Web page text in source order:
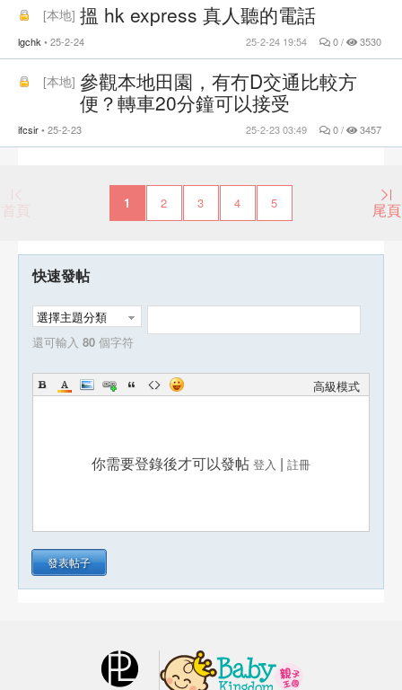
[本地] 搵 hk express 真人聽的電話
lgchk 25-2-24 0 / 3530
25-2-24 19:54
[本地] 參觀本地田園，有冇D交通比較方
便？轉車20分鐘可以接受
ifcsir 25-2-23 0 / 3457
25-2-23 03:49
首頁 1 2 3 4 5 尾頁
快速發帖
選擇主題分類
還可輸入 80 個字符
高級模式
你需要登錄後才可以發帖 登入 | 註冊
發表帖子